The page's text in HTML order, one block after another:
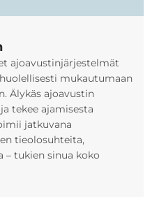
ajoavustinjärjestelmät
mukautumaan
Älykäs ajoavustin
tekee ajamisesta
jatkuvana
tieolosuhteita,
– tukien sinua koko